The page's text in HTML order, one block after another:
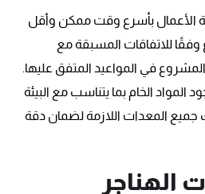
الأعمال بأسرع وقت ممكن وأقل
وفقًا للاتفاقات المسبقة مع
في المواعيد المتفق عليها.
الخام بما يتناسب مع البيئة
جميع المعدات اللازمة لضمان دقة
الهناجر